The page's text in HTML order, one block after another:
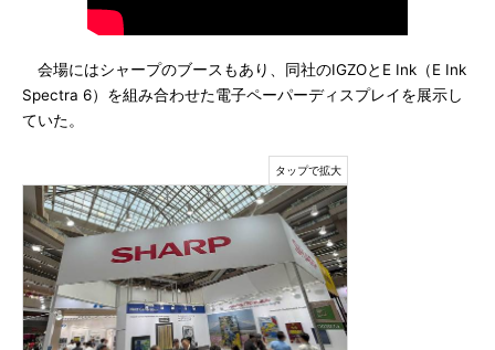
会場にはシャープのブースもあり、同社のIGZOとE Ink（E Ink
Spectra 6）を組み合わせた電子ペーパーディスプレイを展示し
ていた。